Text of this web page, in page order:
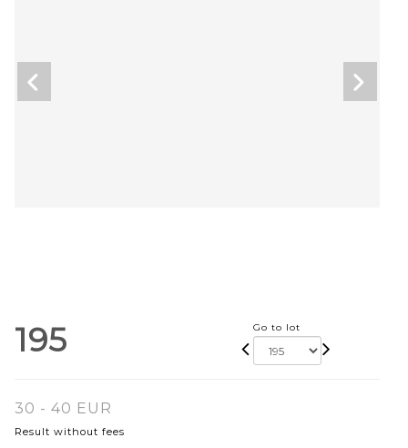
195 Go to lot
30 - 40 EUR
Result without fees